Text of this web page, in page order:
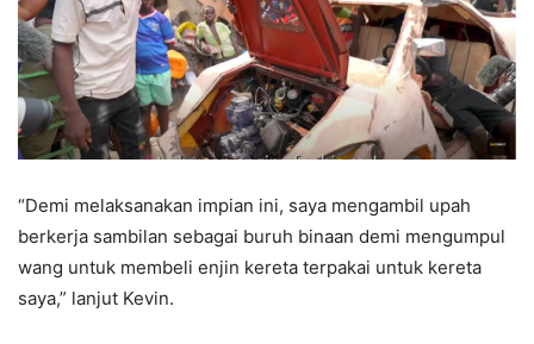
“Demi melaksanakan impian ini, saya mengambil upah
berkerja sambilan sebagai buruh binaan demi mengumpul
wang untuk membeli enjin kereta terpakai untuk kereta
saya,” lanjut Kevin.